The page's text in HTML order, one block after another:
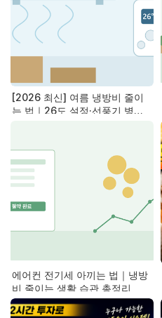
[2026 최신] 여름 냉방비 줄이
는 법｜26도 설정·선풍기 병행
에어컨 전기세 아끼는 법｜냉방
비 줄이는 생활 습관 총정리